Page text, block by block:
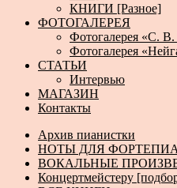
КНИГИ [Разное]
ФОТОГАЛЕРЕЯ
Фотогалерея «С.
Фотогалерея
СТАТЬИ
Интервью
МАГАЗИН
Контакты
Архив пианистки
НОТЫ ДЛЯ
ВОКАЛЬНЫЕ
Концертмейстеру